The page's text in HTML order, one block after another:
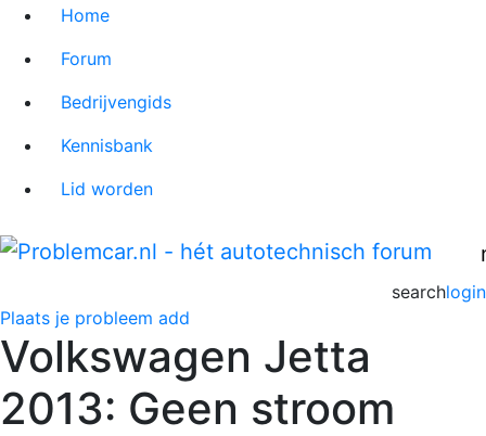
Home
Forum
Bedrijvengids
Kennisbank
Lid worden
login
search
Plaats je probleem add
Volkswagen Jetta
2013: Geen stroom